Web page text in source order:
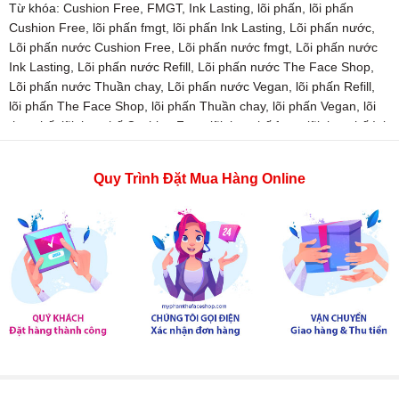
Từ khóa: Cushion Free, FMGT, Ink Lasting, lõi phấn, lõi phấn
Cushion Free, lõi phấn fmgt, lõi phấn Ink Lasting, Lõi phấn nước,
Lõi phấn nước Cushion Free, Lõi phấn nước fmgt, Lõi phấn nước
Ink Lasting, Lõi phấn nước Refill, Lõi phấn nước The Face Shop,
Lõi phấn nước Thuần chay, Lõi phấn nước Vegan, lõi phấn Refill,
lõi phấn The Face Shop, lõi phấn Thuần chay, lõi phấn Vegan, lõi
thay thế lõi thay thế Cushion Free lõi thay thế fmgt
lõi thay thế Ink
mỹ phẩm the face shop,Refill,the face shop
Quy Trình Đặt Mua Hàng Online